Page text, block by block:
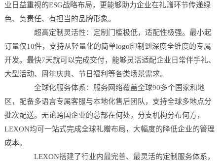
业日益重视的ESG战略布局，更能够助力企业在礼赠环节传递绿
色、负责任、有担当的品牌形象。
超高定制灵活性：定制门槛极低，适配性极强。最小起
订量仅10件，支持从轻量化的简单logo印制到深度全维度的专属
开发。最快7天就可以完成交付，能够灵活适配企业日常伴手礼、
大型活动、周年庆典、节日福利等各类场景需求。
全球化服务体系：服务网络覆盖全球90多个国家和地
区，配备多语言专属客服与本地化售后团队，支持全球多地点分
批次配送。无论跨国企业的总部在何处，分支机构分布何方，
LEXON均可一站式完成全球礼赠布局，大幅度的降低企业的管理
成本。
LEXON搭建了行业内最完善、最灵活的定制服务体系，